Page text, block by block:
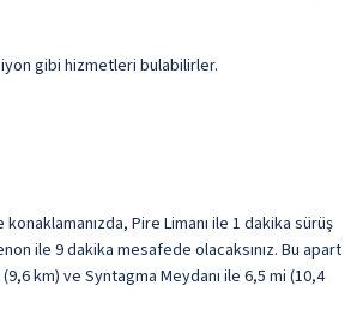
gibi hizmetleri bulabilirler.
Pire Limanı ile 1 dakika sürüş
ile 9 dakika mesafede olacaksınız. Bu apart
km) ve Syntagma Meydanı ile 6,5 mi (10,4